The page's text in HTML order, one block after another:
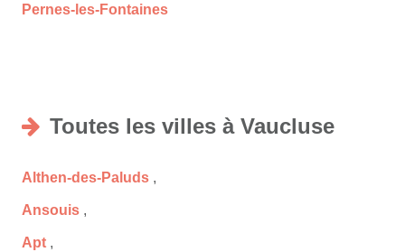
Pernes-les-Fontaines
Toutes les villes à Vaucluse
Althen-des-Paluds ,
Ansouis ,
Apt ,